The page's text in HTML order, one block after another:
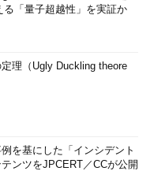
る「量子超越性」を実証か
理（Ugly Duckling theore
を基にした「インシデント
ンツをJPCERT／CCが公開